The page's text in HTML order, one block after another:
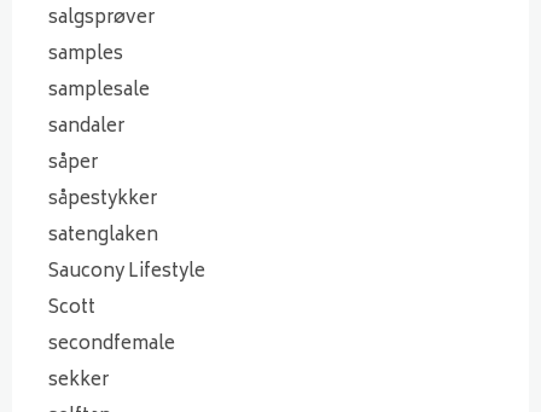
salgsprøver
samples
samplesale
sandaler
såper
såpestykker
satenglaken
Saucony Lifestyle
Scott
secondfemale
sekker